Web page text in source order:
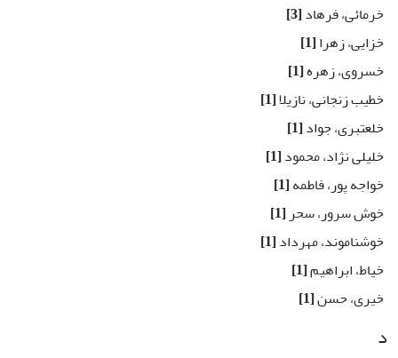
خرمائی، فرهاد[3]
خزایی، زهرا[1]
خسروی، زهره[1]
خطیب زنجانی، نازیلا[1]
خلعتبری، جواد[1]
خلیلی نژاد، محمود[1]
خواجه پور، فاطمه[1]
خوش سرور، سحر[1]
خوشناموند، مهرداد[1]
خیاط، ابراهیم[1]
خیری، حسن[1]
د